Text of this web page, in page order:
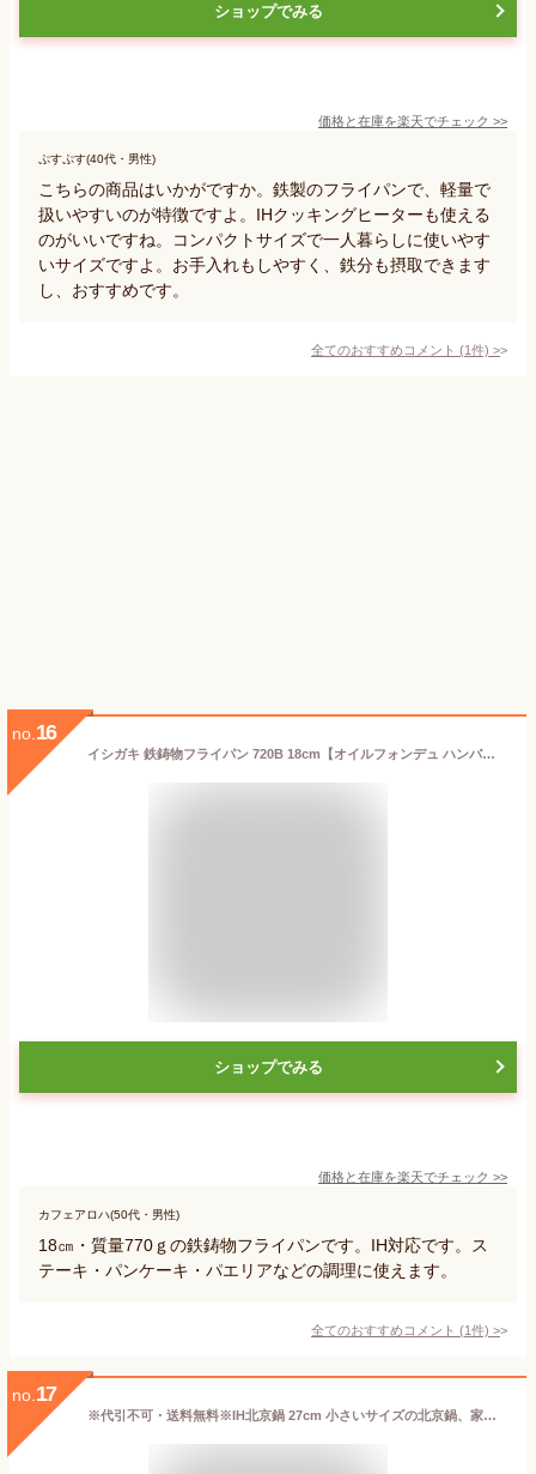
ショップでみる
価格と在庫を楽天でチェック >>
ぷすぷす(40代・男性)
こちらの商品はいかがですか。鉄製のフライパンで、軽量で
扱いやすいのが特徴ですよ。IHクッキングヒーターも使える
のがいいですね。コンパクトサイズで一人暮らしに使いやす
いサイズですよ。お手入れもしやすく、鉄分も摂取できます
し、おすすめです。
全てのおすすめコメント (1件) >
no. 16
イシガキ 鉄鋳物フライパン 720B 18cm【オイルフォンデュ ハンバーグ 鉄鍋 手入れ ステーキ 100スキ 鋳物 小さいアヒージョ パンケーキ 餃子 パエリア焼肉鉄製】【厨房館】
ショップでみる
価格と在庫を楽天でチェック >>
カフェアロハ(50代・男性)
18㎝・質量770ｇの鉄鋳物フライパンです。IH対応です。ス
テーキ・パンケーキ・パエリアなどの調理に使えます。
全てのおすすめコメント (1件) >
no. 17
※代引不可・送料無料※IH北京鍋 27cm 小さいサイズの北京鍋、家庭で手軽に本格中華！IH調理器にも対応！ カンダ 中華鍋 北京鍋 鉄鍋 家庭用 小さいサイズ IH対応 made in 燕三条